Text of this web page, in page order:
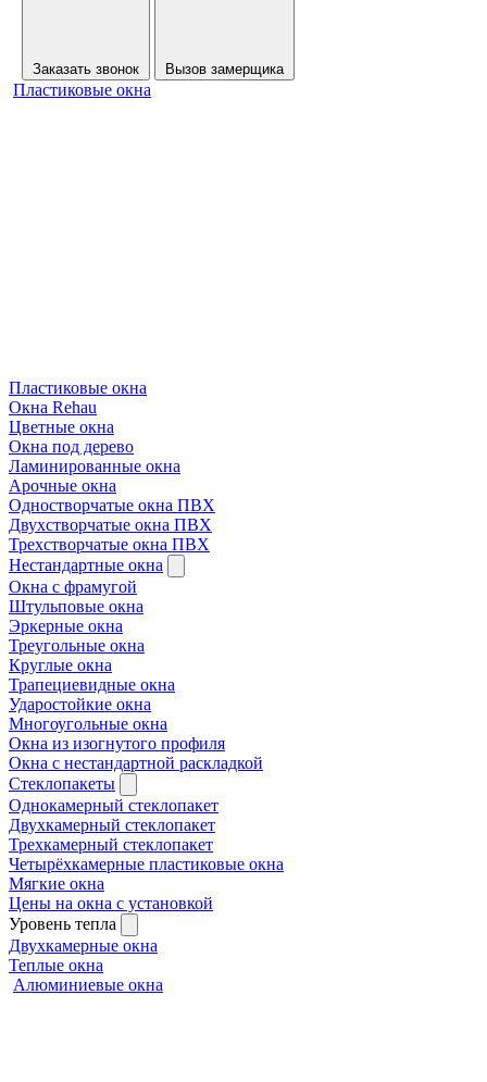
Заказать звонок Вызов замерщика
Пластиковые окна
Пластиковые окна
Окна Rehau
Цветные окна
Окна под дерево
Ламинированные окна
Арочные окна
Одностворчатые окна ПВХ
Двухстворчатые окна ПВХ
Трехстворчатые окна ПВХ
Нестандартные окна
Окна с фрамугой
Штульповые окна
Эркерные окна
Треугольные окна
Круглые окна
Трапециевидные окна
Ударостойкие окна
Многоугольные окна
Окна из изогнутого профиля
Окна с нестандартной раскладкой
Стеклопакеты
Однокамерный стеклопакет
Двухкамерный стеклопакет
Трехкамерный стеклопакет
Четырёхкамерные пластиковые окна
Мягкие окна
Цены на окна с установкой
Уровень тепла
Двухкамерные окна
Теплые окна
Алюминиевые окна